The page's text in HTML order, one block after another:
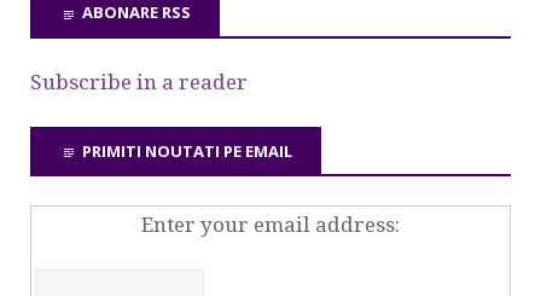
ABONARE RSS
Subscribe in a reader
PRIMITI NOUTATI PE EMAIL
Enter your email address: